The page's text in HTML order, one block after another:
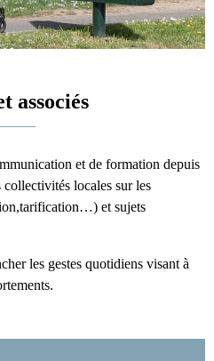
associés
et de formation depuis
collectivités locales sur les
et sujets
les gestes quotidiens visant à